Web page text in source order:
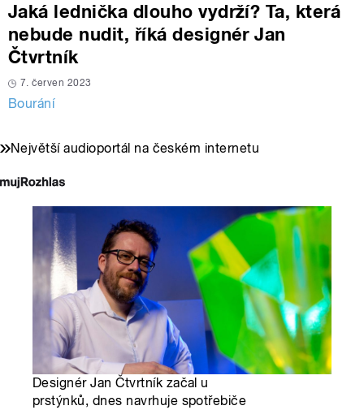
Jaká lednička dlouho vydrží? Ta, která
nebude nudit, říká designér Jan
Čtvrtník
7. červen 2023
Bourání
Největší audioportál na českém internetu
Designér Jan Čtvrtník začal u
prstýnků, dnes navrhuje spotřebiče